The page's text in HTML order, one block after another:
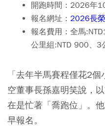
開跑時間：2026年
報名網址： 2026長
報名費用： 全馬
公里組:NTD 900、3
「去年半馬賽程僅花2
空董事長孫嘉明笑說，
在是忙著「喬跑位」。
早報名。